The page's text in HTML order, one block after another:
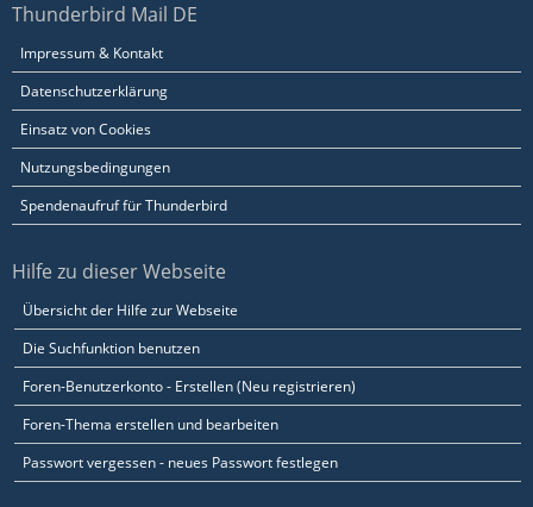
Thunderbird Mail DE
Impressum & Kontakt
Datenschutzerklärung
Einsatz von Cookies
Nutzungsbedingungen
Spendenaufruf für Thunderbird
Hilfe zu dieser Webseite
Übersicht der Hilfe zur Webseite
Die Suchfunktion benutzen
Foren-Benutzerkonto - Erstellen (Neu registrieren)
Foren-Thema erstellen und bearbeiten
Passwort vergessen - neues Passwort festlegen